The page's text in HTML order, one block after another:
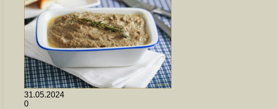
31.05.2024
0